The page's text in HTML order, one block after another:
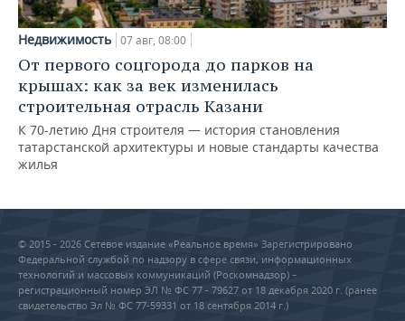
Недвижимость 07 авг, 08:00
От первого соцгорода до парков на
крышах: как за век изменилась
строительная отрасль Казани
К 70-летию Дня строителя — история становления
татарстанской архитектуры и новые стандарты качества
жилья
© 2015 - 2026 Сетевое издание «Реальное время» Зарегистрировано
Федеральной службой по надзору в сфере связи, информационных
технологий и массовых коммуникаций (Роскомнадзор) –
регистрационный номер ЭЛ № ФС 77 - 79627 от 18 декабря 2020 г. (ранее
свидетельство Эл № ФС 77-59331 от 18 сентября 2014 г.)